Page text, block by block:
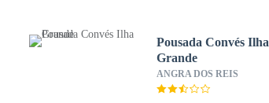
Pousada Convés Ilha
Grande
ANGRA DOS REIS